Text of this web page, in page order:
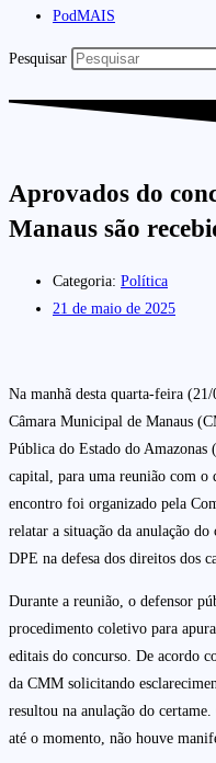
PodMAIS
Pesquisar
Aprovados do
Manaus são
Categoria: Política
21 de maio de 2025
Na manhã desta quarta-feira
Câmara Municipal de Manaus
Pública do Estado do
capital, para uma reunião com
encontro foi organizado pela
relatar a situação da anulação
DPE na defesa dos direitos dos
Durante a reunião, o defensor
procedimento coletivo para
editais do concurso. De acordo
da CMM solicitando
resultou na anulação do
até o momento, não houve